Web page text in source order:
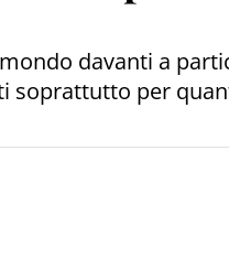
davanti a
soprattutto per